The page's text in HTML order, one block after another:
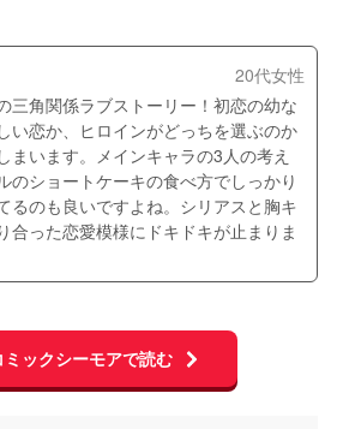
20代女性
三角関係ラブストーリー！初恋の幼な
い恋か、ヒロインがどっちを選ぶのか
まいます。メインキャラの3人の考え
のショートケーキの食べ方でしっかり
るのも良いですよね。シリアスと胸キ
合った恋愛模様にドキドキが止まりま
ックシーモアで読む